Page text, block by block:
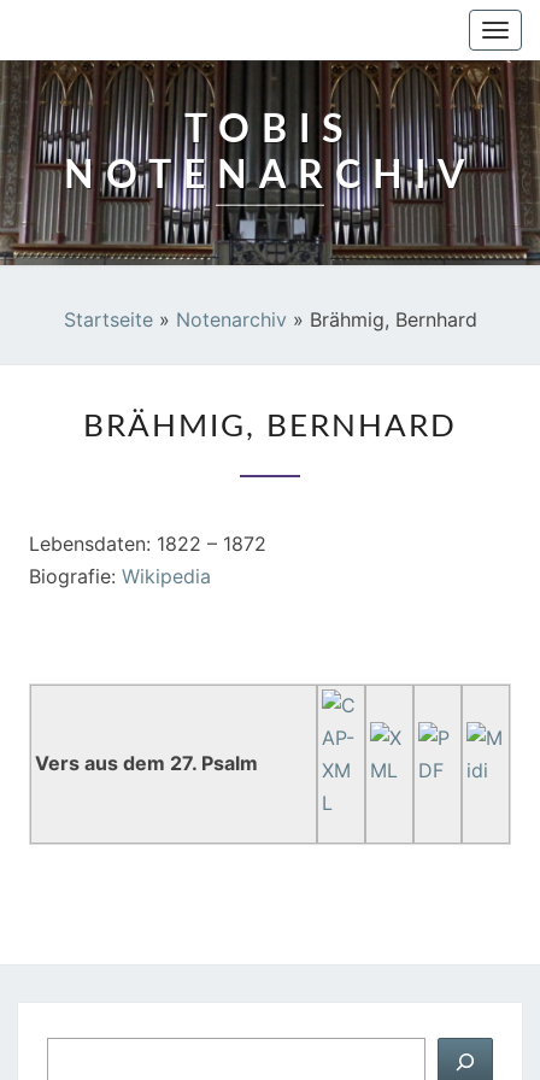
TOBIS
NOTENARCHIV
Startseite» Notenarchiv » Brähmig, Bernhard
BERNHARD
BRÄHMIG, BERNHARD
Lebensdaten: 1822 – 1872
Biografie: Wikipedia
Vers aus dem 27. Psalm